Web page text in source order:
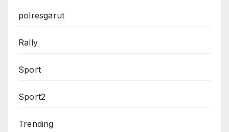
polresgarut
Rally
Sport
Sport2
Trending